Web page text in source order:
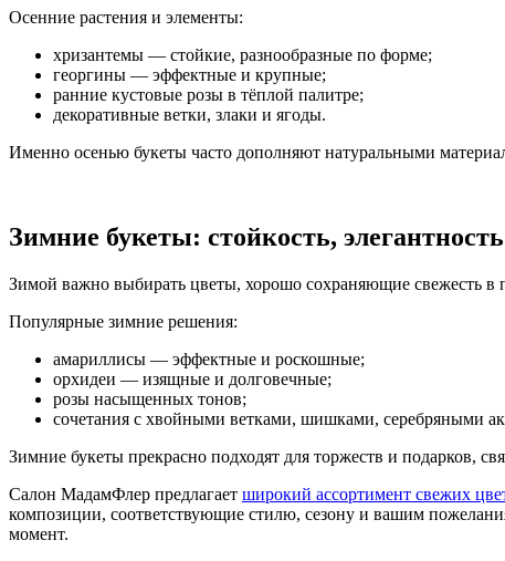
Осенние растения и элементы:
хризантемы — стойкие, разнообразные по форме;
георгины — эффектные и крупные;
ранние кустовые розы в тёплой палитре;
декоративные ветки, злаки и ягоды.
Именно осенью букеты часто дополняют натуральными
Зимние букеты: стойкость,
Зимой важно выбирать цветы, хорошо сохраняющие свежесть в
Популярные зимние решения:
амариллисы — эффектные и роскошные;
орхидеи — изящные и долговечные;
розы насыщенных тонов;
сочетания с хвойными ветками, шишками, серебряными
Зимние букеты прекрасно подходят для торжеств и подарков,
Салон МадамФлер предлагает широкий ассортимент свежих
композиции, соответствующие стилю, сезону и вашим
момент.